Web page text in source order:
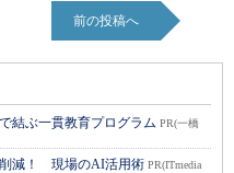
前の投稿へ
結ぶ一貫教育プログラム PR(一橋
削減！ 現場のAI活用術 PR(ITmedia